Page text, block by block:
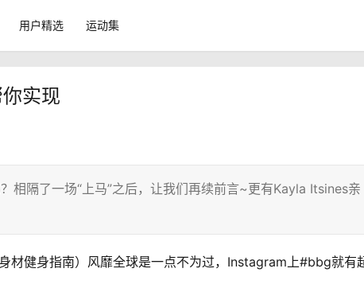
用户精选 运动集
实现
相隔了一场“上马”之后，让我们再续前言~更有Kayla Itsines亲
材健身指南）风靡全球是一点不为过，Instagram上#bbg就有